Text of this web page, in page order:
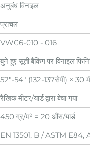
अनुबंध विनाइल
प्राचल
VWC6-010 - 016
बुने हुए सूती बैकिंग पर विनाइल
52"-54" (132-137सेमी) × 30
रैखिक मीटर/यार्ड द्वारा बेचा गया
450 ग्र/म² = 20 औंस/यार्ड
EN 13501, B / ASTM E84,